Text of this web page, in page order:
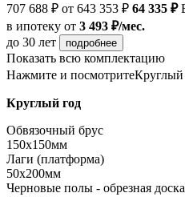
707 688 ₽ от 643 353 ₽ 64 335 ₽
в ипотеку от 3 493 ₽/мес.
до 30 лет
подробнее
Показать всю комплектацию
Нажмите и посмотритеКруглый
Круглый год
Обвязочный брус
150х150мм
Лаги (платформа)
50х200мм
Черновые полы - обрезная доска